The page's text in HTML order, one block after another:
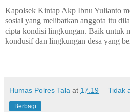
Kapolsek Kintap Akp Ibnu Yulianto
sosial yang melibatkan anggota itu
cipta kondisi lingkungan. Baik untuk
kondusif dan lingkungan desa yang
Humas Polres Tala at 17.19 Tidak
Berbagi